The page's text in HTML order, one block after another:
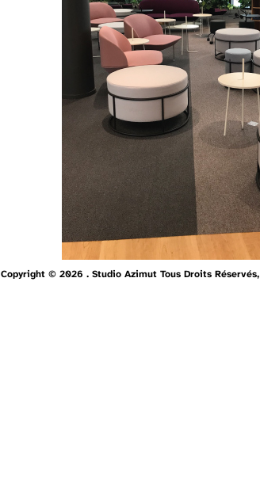
Copyright © 2026 . Studio Azimut Tous Droits Réservés,